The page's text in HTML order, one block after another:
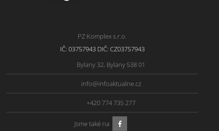
PZ Komplex s.r.o.
IČ: 03757943 DIČ: CZ03757943
Bylany 32, Bylany 538 01
info@infoaktualne.cz
+420 774 735 277
Jsme také na